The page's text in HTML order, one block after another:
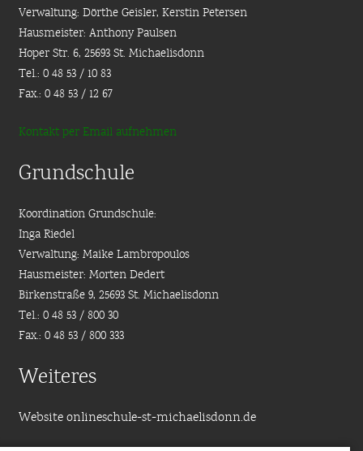
Verwaltung: Dörthe Geisler, Kerstin Petersen
Hausmeister: Anthony Paulsen
Hoper Str. 6, 25693 St. Michaelisdonn
Tel.: 0 48 53 / 10 83
Fax.: 0 48 53 / 12 67
Kontakt per Email aufnehmen
Grundschule
Koordination Grundschule:
Inga Riedel
Verwaltung: Maike Lambropoulos
Hausmeister: Morten Dedert
Birkenstraße 9, 25693 St. Michaelisdonn
Tel.: 0 48 53 / 800 30
Fax.: 0 48 53 / 800 333
Weiteres
Website onlineschule-st-michaelisdonn.de